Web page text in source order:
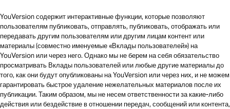
YouVersion содержит интерактивные функции, которые позволяют
пользователям публиковать, отправлять, публиковать, отображать или
передавать другим пользователям или другим лицам контент или
материалы (совместно именуемые «Вклады пользователей») на
YouVersion или через него. Однако мы не берем на себя обязательство
просматривать Вклады пользователей или любые другие материалы до
того, как они будут опубликованы на YouVersion или через них, и не можем
гарантировать быстрое удаление нежелательных материалов после их
публикации. Таким образом, мы не несем ответственности за какие-либо
действия или бездействие в отношении передач, сообщений или контента,